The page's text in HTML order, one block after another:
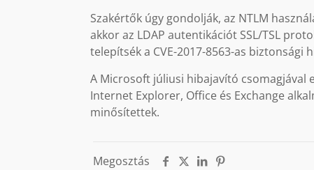
Szakértők úgy gondolják, az NTLM
akkor az LDAP autentikációt SSL/TSL
telepítsék a CVE-2017-8563-as
A Microsoft júliusi hibajavító csomagjával
Internet Explorer, Office és Exchange
minősítettek.
Megosztás